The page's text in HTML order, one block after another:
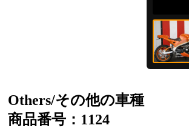
Others/その他の車種
商品番号：1124